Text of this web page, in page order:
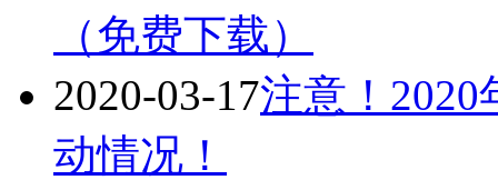
（免费下载）
2020-03-17注意！
动情况！